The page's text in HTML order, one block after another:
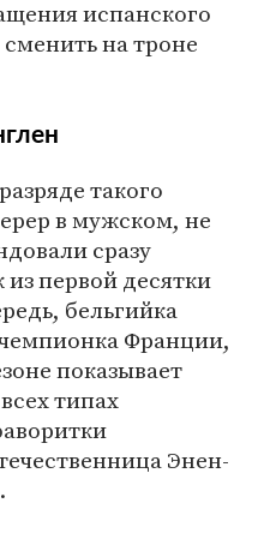
испанского
на троне
такого
в мужском, не
сразу
первой десятки
бельгийка
Франции,
показывает
типах
Энен-